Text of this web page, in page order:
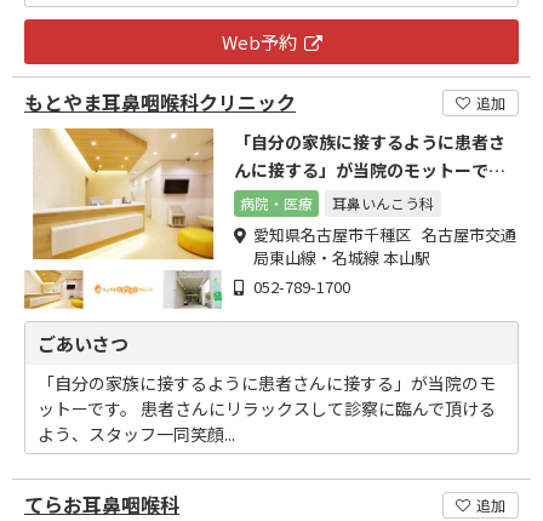
Web予約
もとやま耳鼻咽喉科クリニック 追加
「自分の家族に接するように患者さ
んに接する」が当院のモットーで
す。
病院・医療 耳鼻いんこう科
愛知県名古屋市千種区 名古屋市交通
局東山線・名城線 本山駅
052-789-1700
ごあいさつ
「自分の家族に接するように患者さんに接する」が当院のモ
ットーです。 患者さんにリラックスして診察に臨んで頂ける
よう、スタッフ一同笑顔...
てらお耳鼻咽喉科 追加